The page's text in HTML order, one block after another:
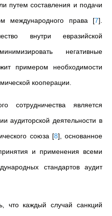
путем составления и подачи
международного права [7]
внутри евразийской
негативные
примером необходимости
кооперации.
сотрудничества является
аудиторской деятельности в
союза [8] , основанное
и применения всеми
стандартов аудит
что каждый случай санкций